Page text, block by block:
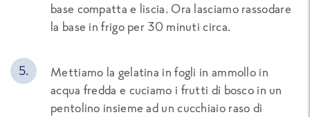
base compatta e liscia. Ora lasciamorassodare
la base in frigo per 30 minuti circa.
Mettiamo la gelatina in fogli in ammollo in
acqua fredda e cuciamo i frutti di bosco in un
pentolino insieme ad un cucchiaio raso di